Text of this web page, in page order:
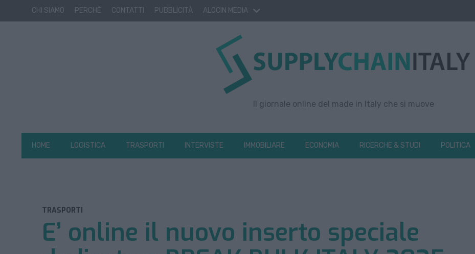
CHI SIAMO PERCHÈ CONTATTI PUBBLICITÀ ALOCIN MEDIA
Il giornale online del made in Italy che si muove
HOME LOGISTICA TRASPORTI INTERVISTE IMMOBILIARE ECONOMIA RICERCHE & STUDI POLITICA
TRASPORTI
E’ online il nuovo inserto speciale